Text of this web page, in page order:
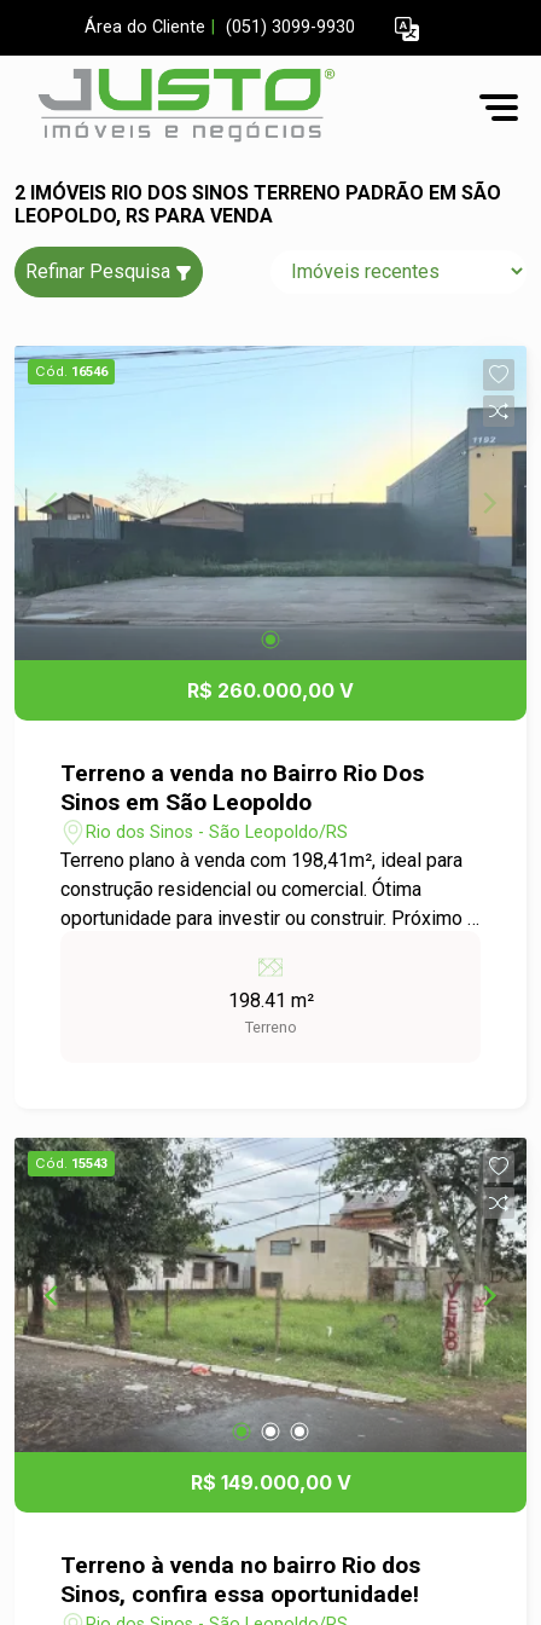
Área do Cliente (051) 3099-9930
2 IMÓVEIS RIO DOS SINOS TERRENO PADRÃO EM SÃO
LEOPOLDO, RS PARA VENDA
Refinar Pesquisa
Cód. 16546
R$ 260.000,00 V
Terreno a venda no Bairro Rio Dos
Sinos em São Leopoldo
Rio dos Sinos - São Leopoldo/RS
Terreno plano à venda com 198,41m², ideal para
construção residencial ou comercial. Ótima
oportunidade para investir ou construir. Próximo a
198.41 m²
Terreno
Cód. 15543
R$ 149.000,00 V
Terreno à venda no bairro Rio dos
Sinos, confira essa oportunidade!